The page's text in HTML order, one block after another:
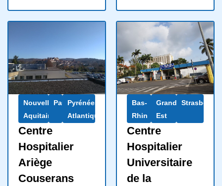
Nouvelle-
Aquitaine
Pau
Pyrénées-
Atlantiques
Centre
Hospitalier
Ariège
Couserans
Bas-
Rhin
Grand
Est
Strasbourg
Centre
Hospitalier
Universitaire
de la